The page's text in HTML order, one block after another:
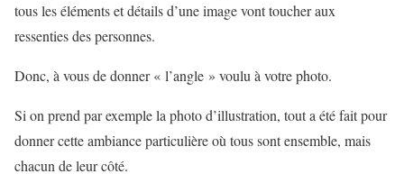
tous les éléments et détails d’une image vont toucher aux
ressenties des personnes.
Donc, à vous de donner « l’angle » voulu à votre photo.
Si on prend par exemple la photo d’illustration, tout a été fait pour
donner cette ambiance particulière où tous sont ensemble, mais
chacun de leur côté.